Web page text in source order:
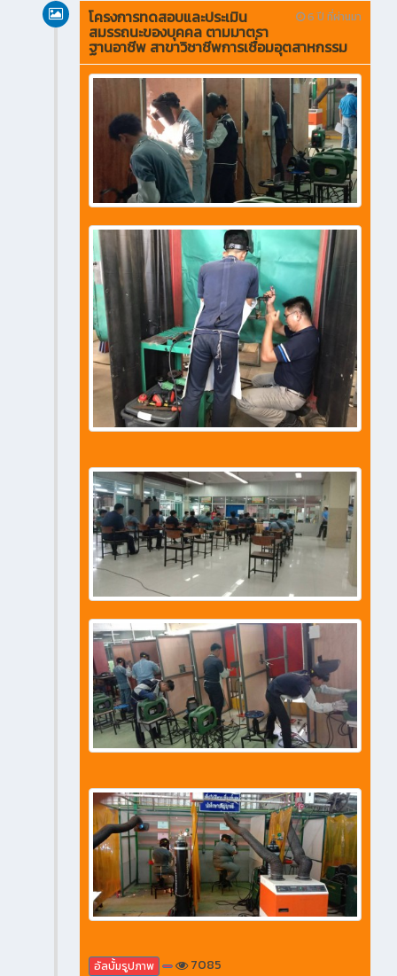
6 ปี ที่ผ่านมา
โครงการทดสอบและประเมิน
สมรรถนะของบุคคล ตามมาตรา
ฐานอาชีพ สาขาวิชาชีพการเชื่อมอุตสาหกรรม
อัลบั้มรูปภาพ 7085